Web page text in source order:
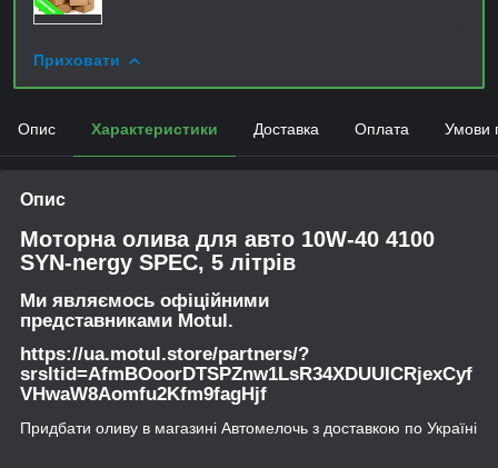
Приховати
Опис Характеристики Доставка Оплата Умови
Опис
Моторна олива для авто 10W-40 4100
SYN-nergy SPEC, 5 літрів
Ми являємось офіційними
представниками Motul.
https://ua.motul.store/partners/?
srsltid=AfmBOoorDTSPZnw1LsR34XDUUICRjexCyf
VHwaW8Aomfu2Kfm9fagHjf
Придбати оливу в магазині Автомелочь з доставкою по Україні